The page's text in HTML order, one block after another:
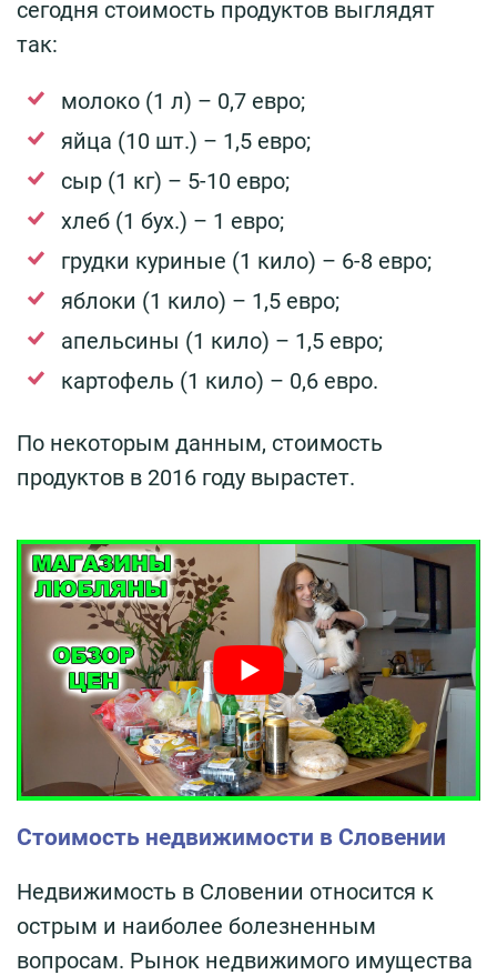
сегодня стоимость продуктов выглядят
так:
молоко (1 л) – 0,7 евро;
яйца (10 шт.) – 1,5 евро;
сыр (1 кг) – 5-10 евро;
хлеб (1 бух.) – 1 евро;
грудки куриные (1 кило) – 6-8 евро;
яблоки (1 кило) – 1,5 евро;
апельсины (1 кило) – 1,5 евро;
картофель (1 кило) – 0,6 евро.
По некоторым данным, стоимость
продуктов в 2016 году вырастет.
Стоимость недвижимости в Словении
Недвижимость в Словении относится к
острым и наиболее болезненным
вопросам. Рынок недвижимого имущества